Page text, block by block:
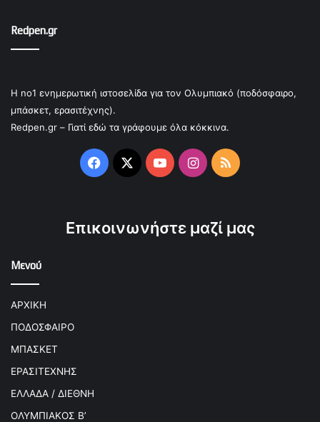
Redpen.gr
Η no1 ενημερωτική ιστοσελίδα για τον Ολυμπιακό (ποδόσφαιρο,
μπάσκετ, ερασιτέχνης).
Redpen.gr – Γιατί εδώ τα γράφουμε όλα κόκκινα.
Facebook
X YouTubeInstagram
RSS
Επικοινωνήστε μαζί μας
Μενού
ΑΡΧΙΚΗ
ΠΟΔΟΣΦΑΙΡΟ
ΜΠΑΣΚΕΤ
ΕΡΑΣΙΤΕΧΝΗΣ
ΕΛΛΑΔΑ / ΔΙΕΘΝΗ
ΟΛΥΜΠΙΑΚΟΣ Β’